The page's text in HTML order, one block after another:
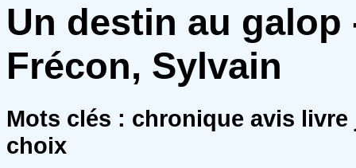
Un destin au galop
Frécon, Sylvain
Mots clés : chronique avis
choix